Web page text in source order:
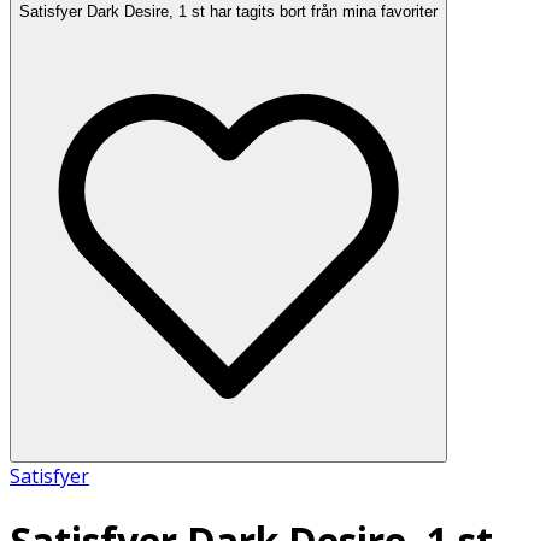
Satisfyer Dark Desire, 1 st har tagits bort från mina favoriter
Satisfyer